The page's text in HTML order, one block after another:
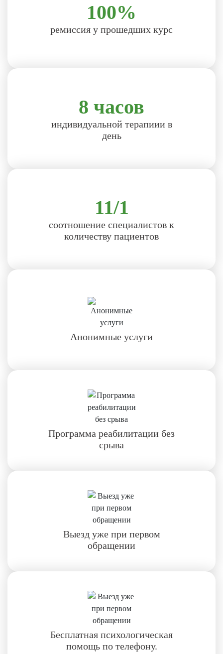
100%
ремиссия у прошедших курс
8 часов
индивидуальной терапиии в
день
11/1
соотношение специалистов к
количеству пациентов
Анонимные услуги
Программа реабилитации без
срыва
Выезд уже при первом
обращении
Бесплатная психологическая
помощь по телефону.